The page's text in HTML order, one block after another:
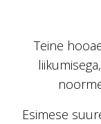
Teine
Esimese